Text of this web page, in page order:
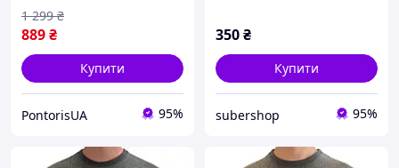
889₴
1 299 ₴
Купити
PontorisUA 95%
350₴
Купити
subershop 95%